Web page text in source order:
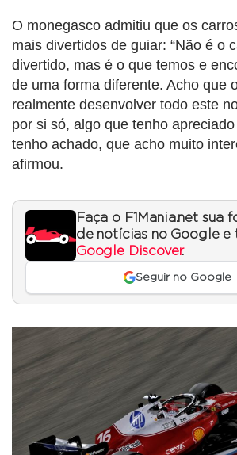
O monegasco admitiu que os
mais divertidos de guiar: “Não é o
divertido, mas é o que temos e
de uma forma diferente. Acho que
realmente desenvolver todo este
por si só, algo que tenho
tenho achado, que acho muito
afirmou.
Faça o F1Mania.net sua
de notícias no Google e
Google Discover.
Seguir no Google